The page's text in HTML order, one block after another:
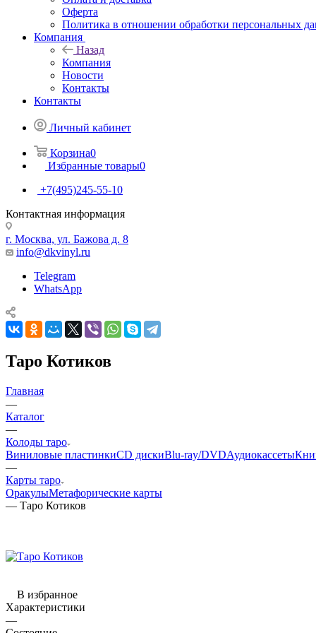
Оферта
Политика в отношении обработки персональных
Компания
Назад
Компания
Новости
Контакты
Контакты
Личный кабинет
Корзина0
Избранные товары0
+7(495)245-55-10
Контактная информация
г. Москва, ул. Бажова д. 8
info@dkvinyl.ru
Telegram
WhatsApp
Таро Котиков
Главная
—
Каталог
—
Колоды таро
Виниловые пластинкиCD дискиBlu-ray/DVDАудиокассеты
—
Карты таро
ОракулыМетафорические карты
— Таро Котиков
В избранное
Характеристики
—